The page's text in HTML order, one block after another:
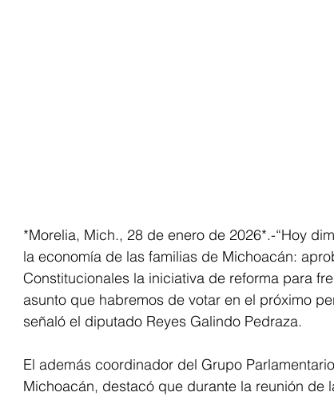
*Morelia, Mich., 28 de enero de 2026*.-“Hoy
la economía de las familias de Michoacán:
Constitucionales la iniciativa de reforma para
asunto que habremos de votar en el próximo
señaló el diputado Reyes Galindo Pedraza.
El además coordinador del Grupo
Michoacán, destacó que durante la reunión de